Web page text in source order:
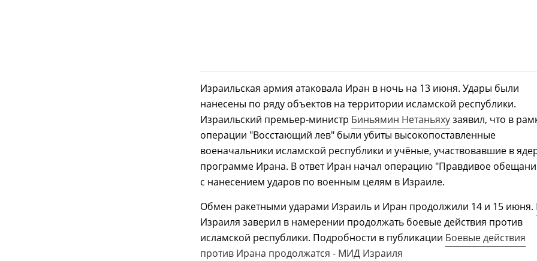
Израильская армия атаковала Иран в ночь на 13 июня. Удары были
нанесены по ряду объектов на территории исламской республики.
Израильский премьер-министр Биньямин Нетаньяхузаявил, что в
операции "Восстающий лев" были убиты высокопоставленные
военачальники исламской республики и учёные, участвовавшие в
программе Ирана. В ответ Иран начал операцию "Правдивое
с нанесением ударов по военным целям в Израиле.
Обмен ракетными ударами Израиль и Иран продолжили 14 и 15 июня.
Израиля заверил в намерении продолжать боевые действия против
исламской республики. Подробности в публикации Боевые действия
против Ирана продолжатся - МИД Израиля